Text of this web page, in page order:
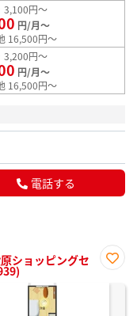
3,100円～
円/月～
16,500円～
3,200円～
円/月～
16,500円～
電話する
ショッピングセ
に入